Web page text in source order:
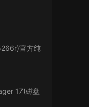
官方纯
17(磁盘